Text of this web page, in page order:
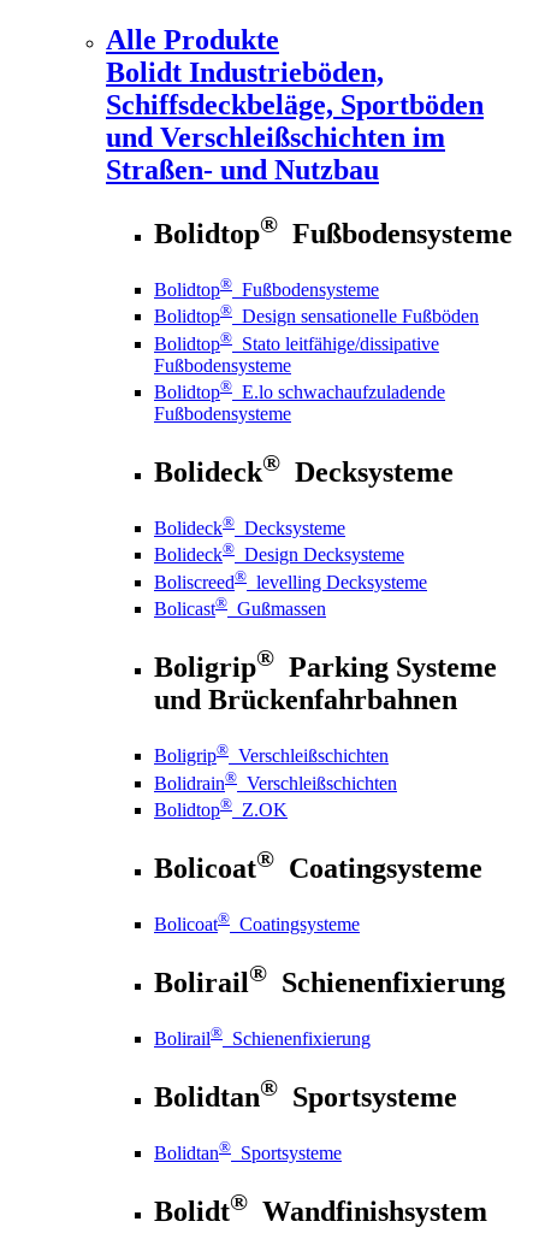
Alle Produkte
Bolidt Industrieböden,
Schiffsdeckbeläge, Sportböden
und Verschleißschichten im
Straßen- und Nutzbau
Bolidtop® Fußbodensysteme
Bolidtop® Fußbodensysteme
Bolidtop® Design sensationelle Fußböden
Bolidtop® Stato leitfähige/dissipative
Fußbodensysteme
Bolidtop® E.lo schwachaufzuladende
Fußbodensysteme
Bolideck® Decksysteme
Bolideck® Decksysteme
Bolideck® Design Decksysteme
Boliscreed® levelling Decksysteme
Bolicast® Gußmassen
Boligrip® Parking Systeme
und Brückenfahrbahnen
Boligrip® Verschleißschichten
Bolidrain® Verschleißschichten
Bolidtop® Z.OK
Bolicoat® Coatingsysteme
Bolicoat® Coatingsysteme
Bolirail® Schienenfixierung
Bolirail® Schienenfixierung
Bolidtan® Sportsysteme
Bolidtan® Sportsysteme
Bolidt® Wandfinishsystem